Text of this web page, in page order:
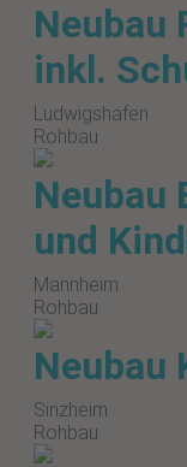
Neubau
inkl.
Ludwigshafen
Rohbau
Neubau
und
Mannheim
Rohbau
Neubau
Sinzheim
Rohbau